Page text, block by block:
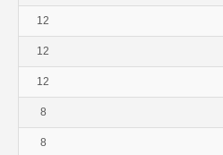
12
12
12
8
8